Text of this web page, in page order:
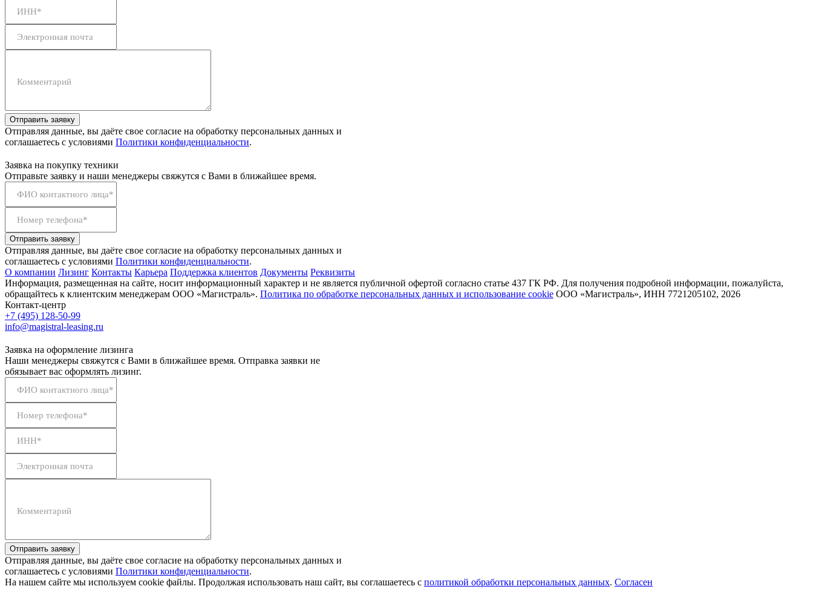
ИНН*
Электронная почта
Комментарий
Отправить заявку
Отправляя данные, вы даёте свое согласие на обработку персональных данных и
соглашаетесь с условиями Политики конфиденциальности.
Заявка на покупку техники
Отправьте заявку и наши менеджеры свяжутся с Вами в ближайшее время.
ФИО контактного лица*
Номер телефона*
Отправить заявку
Отправляя данные, вы даёте свое согласие на обработку персональных данных и
соглашаетесь с условиями Политики конфиденциальности.
О компании Лизинг Контакты Карьера Поддержка клиентов Документы Реквизиты
Информация, размещенная на сайте, носит информационный характер и не является публичной офертой согласно статье 437 ГК РФ. Для получения подробной информации, пожалуйста,
обращайтесь к клиентским менеджерам ООО «Магистраль». Политика по обработке персональных данных и использование сookie ООО «Магистраль», ИНН 7721205102, 2026
Контакт-центр
+7 (495) 128-50-99
info@magistral-leasing.ru
Заявка на оформление лизинга
Наши менеджеры свяжутся с Вами в ближайшее время. Отправка заявки не
обязывает вас оформлять лизинг.
ФИО контактного лица*
Номер телефона*
ИНН*
Электронная почта
Комментарий
Отправить заявку
Отправляя данные, вы даёте свое согласие на обработку персональных данных и
соглашаетесь с условиями Политики конфиденциальности.
На нашем сайте мы используем cookie файлы. Продолжая использовать наш сайт, вы соглашаетесь с политикой обработки персональных данных. Согласен